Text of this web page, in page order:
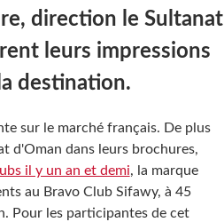
direction le Sultanat
leurs impressions
destination.
sur le marché français. De plus
d'Oman dans leurs brochures,
il y un an et demi, la marque
au Bravo Club Sifawy, à 45
Pour les participantes de cet